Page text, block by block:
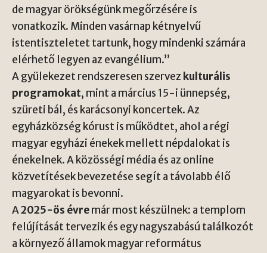
de magyar örökségünk megőrzésére is
vonatkozik. Minden vasárnap kétnyelvű
istentiszteletet tartunk, hogy mindenki számára
elérhető legyen az evangélium.”
A gyülekezet rendszeresen szervez kulturális
programokat, mint a március 15-i ünnepség,
szüreti bál, és karácsonyi koncertek. Az
egyházközség kórust is működtet, ahol a régi
magyar egyházi énekek mellett népdalokat is
énekelnek. A közösségi média és az online
közvetítések bevezetése segít a távolabb élő
magyarokat is bevonni.
A2025-ös évremár most készülnek: a templom
felújítását tervezik és egy nagyszabású találkozót
a környező államok magyar református